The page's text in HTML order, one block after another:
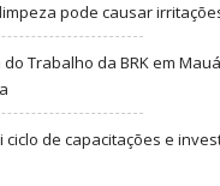
pode causar
do Trabalho da BRK em
ciclo de capacitações e